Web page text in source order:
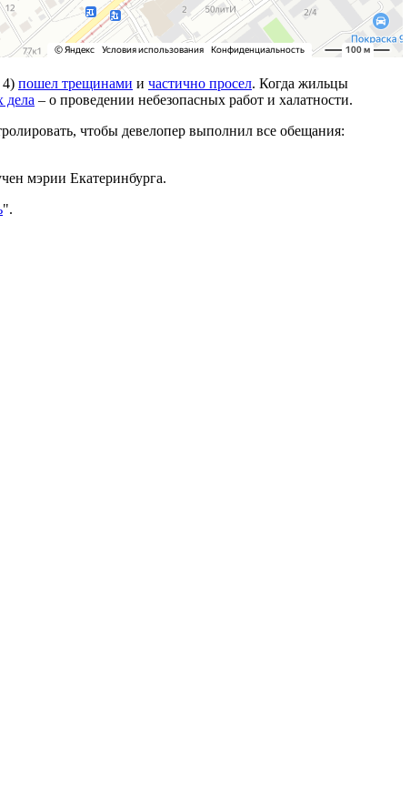
4) пошел трещинами и частично просел. Когда жильцы
дела – о проведении небезопасных работ и халатности.
чтобы девелопер выполнил все обещания:
мэрии Екатеринбурга.
".